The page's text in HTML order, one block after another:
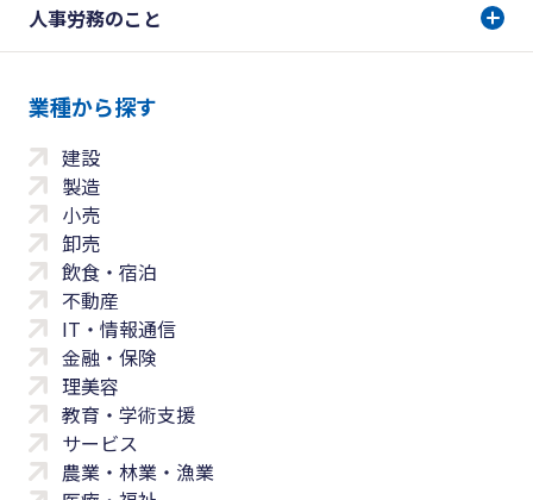
人事労務のこと
業種から探す
建設
製造
小売
卸売
飲食・宿泊
不動産
IT・情報通信
金融・保険
理美容
教育・学術支援
サービス
農業・林業・漁業